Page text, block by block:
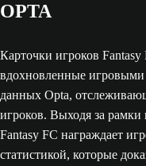
OPTA
Карточки игроков
вдохновленные
данных Opta,
игроков. Выходя за
Fantasy FC награждает
статистикой, которые